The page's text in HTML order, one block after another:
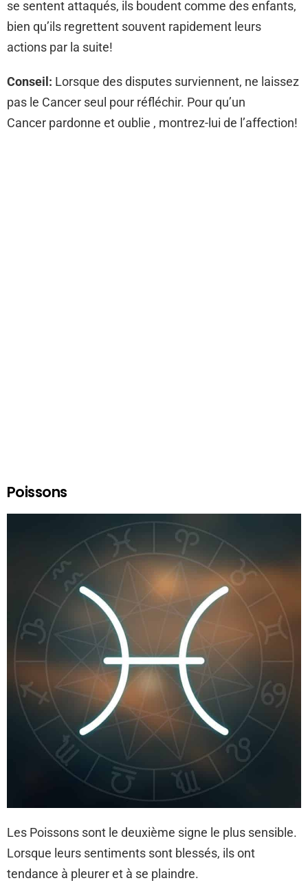
se sentent attaqués, ils boudent comme des enfants,
bien qu’ils regrettent souvent rapidement leurs
actions par la suite!
Conseil: Lorsque des disputes surviennent, ne laissez
pas le Cancer seul pour réfléchir. Pour qu’un
Cancer pardonne et oublie , montrez-lui de l’affection!
Poissons
Les Poissons sont le deuxième signe le plus sensible.
Lorsque leurs sentiments sont blessés, ils ont
tendance à pleurer et à se plaindre.